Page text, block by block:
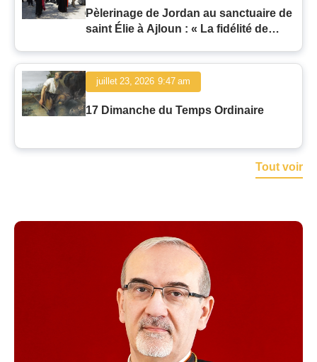
Pèlerinage de Jordan au sanctuaire de
saint Élie à Ajloun : « La fidélité de
juillet 23, 20269:47 am
17 Dimanche du Temps Ordinaire
Tout voir